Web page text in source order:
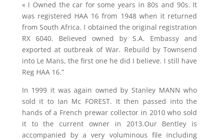
« I Owned the car for some years in 80s and 90s. It
was registered HAA 16 from 1948 when it returned
from South Africa. I obtained the original registration
RX 6040. Believed owned by S.A. Embassy and
exported at outbreak of War. Rebuild by Townsend
into Le Mans, the first one he did I believe. I still have
Reg HAA 16.”
In 1999 it was again owned by Stanley MANN who
sold it to Ian Mc FOREST. It then passed into the
hands of a French prewar collector in 2010 who sold
it to the current owner in 2013.Our Bentley is
accompanied by a very voluminous file including